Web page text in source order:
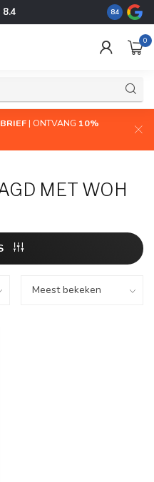
8.4 De
8.4
0
| ONTVANG 10%
MET WOH